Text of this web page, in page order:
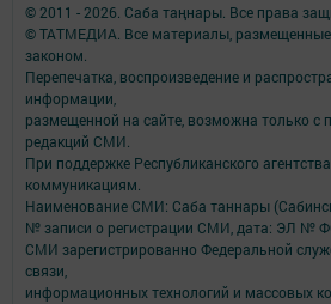
© 2011 - 2026. Саба таңнары. Все права
© ТАТМЕДИА. Все материалы,
законом.
Перепечатка, воспроизведение и
информации,
размещенной на сайте, возможна только с
редакций СМИ.
При поддержке Республиканского
коммуникациям.
Наименование СМИ: Саба таннары
№ записи о регистрации СМИ, дата: ЭЛ №
СМИ зарегистрированно Федеральной
связи,
информационных технологий и массовых